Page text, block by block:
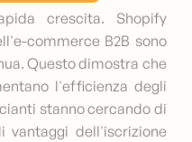
crescita. Shopify
commerce B2B sono
Questo dimostra che
l'efficienza degli
stanno cercando di
dell'iscrizione